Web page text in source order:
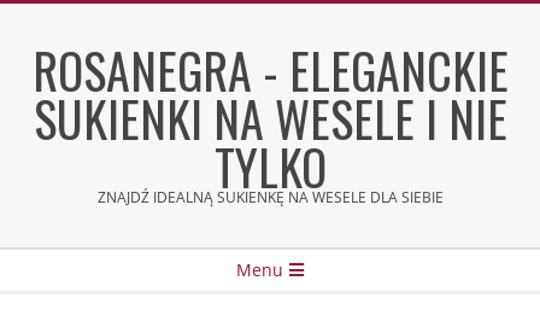
contentROSANEGRA - ELEGANCKIE
SUKIENKI NA WESELE I NIE
TYLKO
ZNAJDŹ IDEALNĄ SUKIENKĘ NA WESELE DLA SIEBIE
Menu